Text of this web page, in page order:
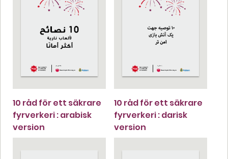
10 råd för ett säkrare
fyrverkeri : arabisk
version
10 råd för ett säkrare
fyrverkeri : darisk
version